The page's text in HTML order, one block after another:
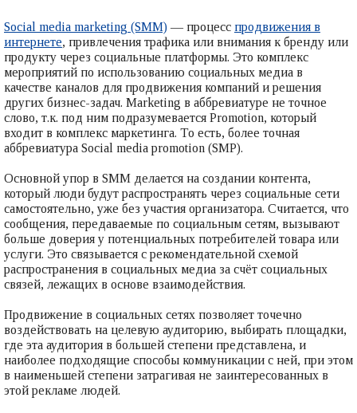
Social media marketing (SMM) — процесс продвижения в
интернете, привлечения трафика или внимания к бренду или
продукту через социальные платформы. Это комплекс
мероприятий по использованию социальных медиа в
качестве каналов для продвижения компаний и решения
других бизнес-задач. Marketing в аббревиатуре не точное
слово, т.к. под ним подразумевается Promotion, который
входит в комплекс маркетинга. То есть, более точная
аббревиатура Social media promotion (SMP).
Основной упор в SMM делается на создании контента,
который люди будут распространять через социальные сети
самостоятельно, уже без участия организатора. Считается, что
сообщения, передаваемые по социальным сетям, вызывают
больше доверия у потенциальных потребителей товара или
услуги. Это связывается с рекомендательной схемой
распространения в социальных медиа за счёт социальных
связей, лежащих в основе взаимодействия.
Продвижение в социальных сетях позволяет точечно
воздействовать на целевую аудиторию, выбирать площадки,
где эта аудитория в большей степени представлена, и
наиболее подходящие способы коммуникации с ней, при этом
в наименьшей степени затрагивая не заинтересованных в
этой рекламе людей.